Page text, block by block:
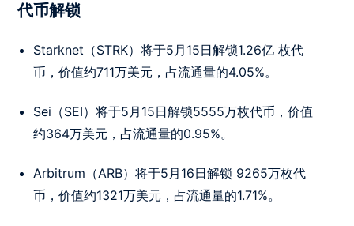
代币解锁
Starknet（STRK）将于5月15日解锁1.26亿 枚代
币，价值约711万美元，占流通量的4.05%。
Sei（SEI）将于5月15日解锁5555万枚代币，价值
约364万美元，占流通量的0.95%。
Arbitrum（ARB）将于5月16日解锁 9265万枚代
币，价值约1321万美元，占流通量的1.71%。